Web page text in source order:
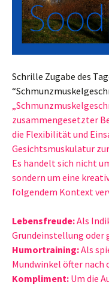
Schrille Zugabe des
zusammengesetzter
die Flexibilität und
Gesichtsmuskulatur
Es handelt sich nicht
sondern um eine
folgendem Kontext
Lebensfreude:Als
Grundeinstellung oder
Humortraining:Als
Mundwinkel öfter nach
Kompliment: Um die